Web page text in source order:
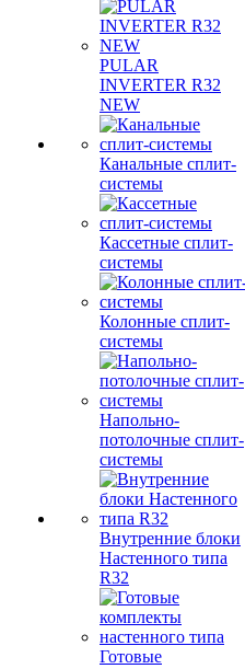
PULAR
INVERTER R32
NEW
Канальные сплит-
системы
Кассетные сплит-
системы
Колонные сплит-
системы
Напольно-
потолочные сплит-
системы
Внутренние блоки
Настенного типа
R32
Готовые